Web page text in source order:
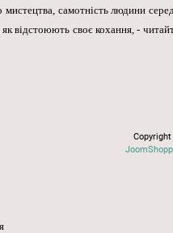
мистецтва, самотність людини
відстоюють своє кохання, -